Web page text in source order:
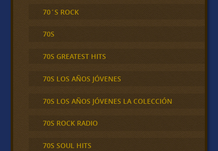
70´S ROCK
70S
70S GREATEST HITS
70S LOS AÑOS JÓVENES
70S LOS AÑOS JÓVENES LA COLECCIÓN
70S ROCK RADIO
70S SOUL HITS